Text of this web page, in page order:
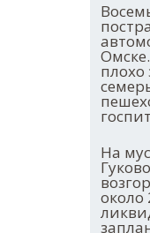
плохо
На
около